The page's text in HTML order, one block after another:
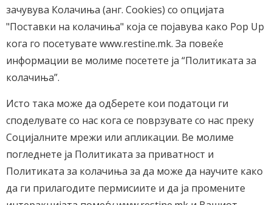
зачувува Колачиња (анг. Cookies) со опцијата
"Поставки на колачиња" која се појавува како Pop Up
кога го посетувате www.restine.mk. За повеќе
информации ве молиме посетете ја “Политиката за
колачиња”.
Исто така може да одберете кои податоци ги
споделувате со нас кога се поврзувате со нас преку
Социјалните мрежи или апликации. Ве молиме
погледнете ја Политиката за приватност и
Политиката за колачиња за да може да научите како
да ги прилагодите пермисиите и да ја промените